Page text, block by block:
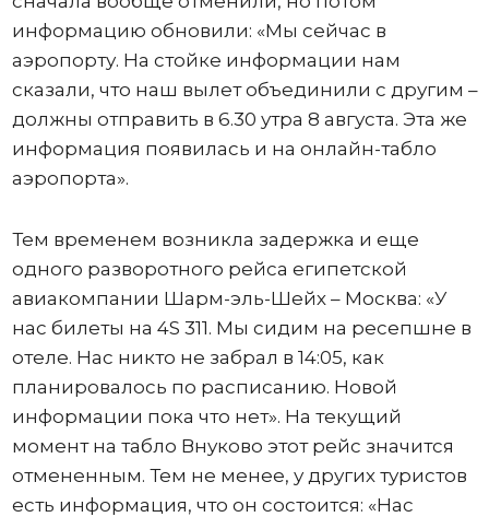
информацию обновили: «Мы сейчас в
аэропорту. На стойке информации нам
сказали, что наш вылет объединили с другим –
должны отправить в 6.30 утра 8 августа. Эта же
информация появилась и на онлайн-табло
аэропорта».
Тем временем возникла задержка и еще
одного разворотного рейса египетской
авиакомпании Шарм-эль-Шейх – Москва: «У
нас билеты на 4S 311. Мы сидим на ресепшне в
отеле. Нас никто не забрал в 14:05, как
планировалось по расписанию. Новой
информации пока что нет». На текущий
момент на табло Внуково этот рейс значится
отмененным. Тем не менее, у других туристов
есть информация, что он состоится: «Нас